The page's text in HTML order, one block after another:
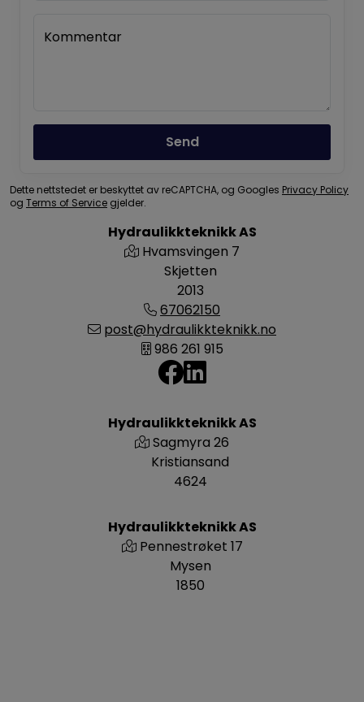
Hydraulikkteknikk AS
Hvamsvingen 7
Skjetten
2013
67062150
post@hydraulikkteknikk.no
986 261 915
Hydraulikkteknikk AS
Pennestrøket 17
Mysen
1850
Hydraulikkteknikk AS
Sagmyra 26
Kristiansand
4624
Kommentar
Send
Dette nettstedet er beskyttet av reCAPTCHA, og Googles Privacy Policy
og Terms of Service gjelder.